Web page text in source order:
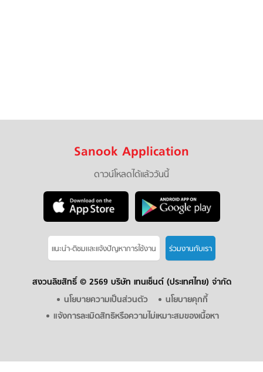
Sanook Application
ดาวน์โหลดได้แล้ววันนี้
แนะนำ-ติชมเเละแจ้งปัญหาการใช้งาน ร่วมงานกับเรา
สงวนลิขสิทธิ์ © 2569 บริษัท เทนเซ็นต์ (ประเทศไทย) จำกัด
นโยบายความเป็นส่วนตัว
นโยบายคุกกี้
แจ้งการละเมิดสิทธิหรือความไม่เหมาะสมของเนื้อหา